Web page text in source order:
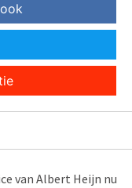
van Albert Heijn nu